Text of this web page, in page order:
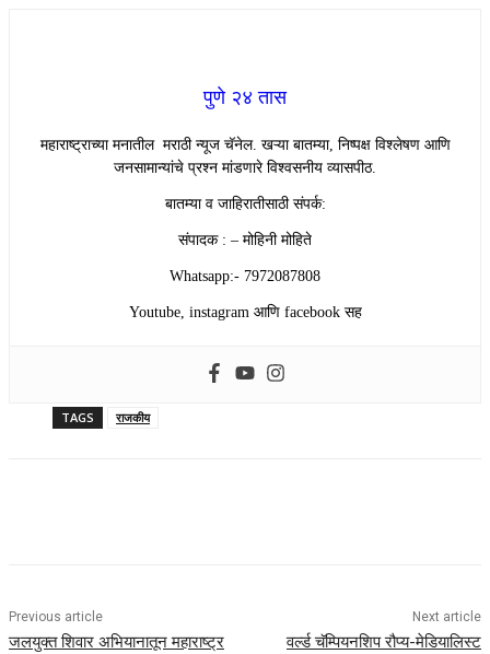
पुणे २४ तास
महाराष्ट्राच्या मनातील मराठी न्यूज चॅनेल. खऱ्या बातम्या, निष्पक्ष विश्लेषण आणि
जनसामान्यांचे प्रश्न मांडणारे विश्वसनीय व्यासपीठ.
बातम्या व जाहिरातीसाठी संपर्क:
संपादक : – मोहिनी मोहिते
Whatsapp:- 7972087808
Youtube, instagram आणि facebook सह
TAGS राजकीय
Previous article
जलयुक्त शिवार अभियानातून महाराष्ट्र
Next article
वर्ल्ड चॅम्पियनशिप रौप्य-मेडियालिस्ट